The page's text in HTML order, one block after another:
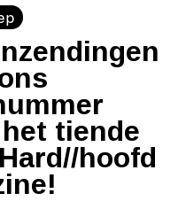
tiende
hoofd